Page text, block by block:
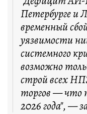
Петербурге и
временный
уязвимости
системного
возможно
строй всех
торгов — что
2026 года", —